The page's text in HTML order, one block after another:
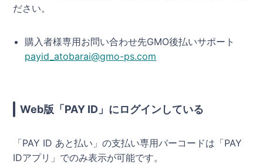
ださい。
購入者様専用お問い合わせ先GMO後払いサポート
payid_atobarai@gmo-ps.com
Web版「PAY ID」にログインしている
「PAY ID あと払い」の支払い専用バーコードは「PAY
IDアプリ」でのみ表示が可能です。